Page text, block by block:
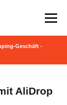
Geschäft -
AliDrop